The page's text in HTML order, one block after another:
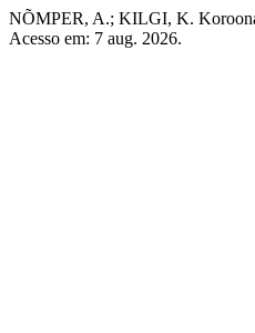
NÕMPER, A.; KILGI, K.
Acesso em: 7 aug. 2026.